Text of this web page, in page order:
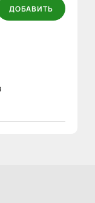
ДОБАВИТЬ